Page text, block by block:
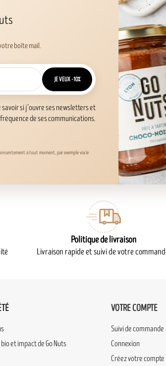
boîte mail.
JE VEUX -10%
savoir si j’ouvre ses newsletters et
de ses communications.
à tout moment, par exemple via le
Politique de livraison
Livraison rapide et suivi de votre
et impact de Go Nuts
VOTRE COMPTE
Suivi de commande
Connexion
Créez votre compte